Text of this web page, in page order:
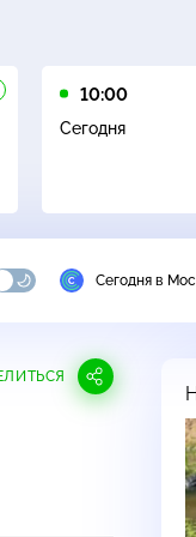
10:00
Сегодня
Сегодня в